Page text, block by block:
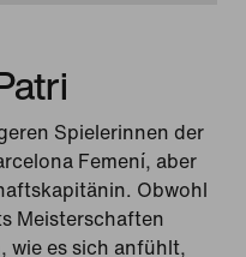
Spielerinnen der
Femení, aber
Obwohl
Meisterschaften
wie es sich anfühlt,